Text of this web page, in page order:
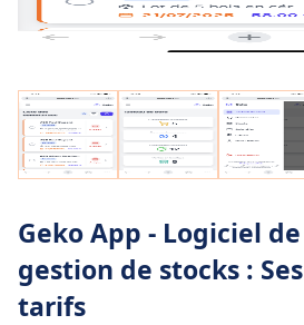
Geko App - Logiciel de
gestion de stocks : Ses
tarifs